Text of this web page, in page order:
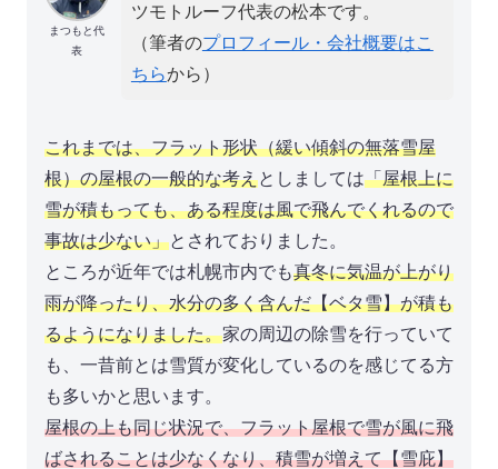
まつもと代
表
ツモトルーフ代表の松本です。
（筆者のプロフィール・会社概要はこ
ちらから）
これまでは、フラット形状（緩い傾斜の無落雪屋
根）の屋根の一般的な考えとしましては「屋根上に
雪が積もっても、ある程度は風で飛んでくれるので
事故は少ない」とされておりました。
ところが近年では札幌市内でも真冬に気温が上がり
雨が降ったり、水分の多く含んだ【ベタ雪】が積も
るようになりました。家の周辺の除雪を行っていて
も、一昔前とは雪質が変化しているのを感じてる方
も多いかと思います。
屋根の上も同じ状況で、フラット屋根で雪が風に飛
ばされることは少なくなり、積雪が増えて【雪庇】